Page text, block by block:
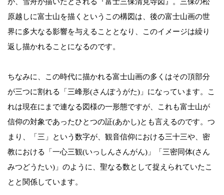
が、雪舟が描いたとされる『富士三保清見寺図』。三保の松
原越しに富士山を描くというこの構図は、後の富士山画の世
界に多大なる影響を与えることとなり、このイメージは繰り
返し描かれることになるのです。
ちなみに、この時代に描かれる富士山画の多くはその頂部分
が三つに割れる「三峰形(さんぽうがた)」になっています。こ
れは現在にまで連なる図様の一形態ですが、これも富士山が
信仰の対象であったひとつの証(あかし)とも言えるのです。つ
まり、「三」という数字が、観音信仰における三十三や、密
教における「一心三観(いっしんさんがん)」「三密同体(さん
みつどうたい)」のように、聖なる数として捉えられていたこ
とと関係しています。